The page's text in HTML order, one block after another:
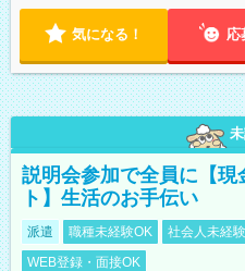
気になる！ 応
説明会参加で全員に【
ト】生活のお手伝い
派遣 職種未経験OK 社会人未経
WEB登録・面接OK